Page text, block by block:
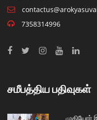
7358314996
சமீபத்திய பதிவுகள்